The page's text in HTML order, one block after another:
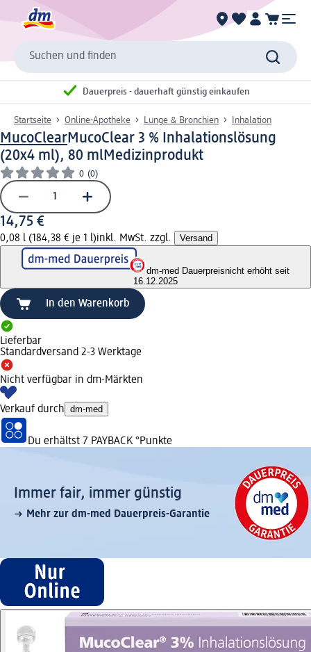
Suchen und finden
Dauerpreis - dauerhaft günstig einkaufen
Startseite Online-Apotheke Lunge & Bronchien Inhalation
MucoClearMucoClear 3 % Inhalationslösung
(20x4 ml), 80 mlMedizinprodukt
0 (0)
14,75 €
0,08 l (184,38 € je 1 l)inkl. MwSt. zzgl. Versand
dm-med Dauerpreisnicht erhöht seit
16.12.2025
In den Warenkorb
Lieferbar
Standardversand 2-3 Werktage
Nicht verfügbar in dm-Märkten
Verkauf durch dm-med
Du erhältst 7 PAYBACK °Punkte
Immer fair,­ immer günstig
Mehr zur dm-med Dauerpreis-Garantie